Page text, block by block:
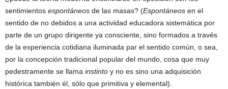
sentimientos espontáneos de las masas? (Espontáneos en el
sentido de no debidos a una actividad educadora sistemática por
parte de un grupo dirigente ya consciente, sino formados a través
de la experiencia cotidiana iluminada par el sentido común, o sea,
por la concepción tradicional popular del mundo, cosa que muy
pedestramente se llama instinto y no es sino una adquisición
histórica también él, sólo que primitiva y elemental).